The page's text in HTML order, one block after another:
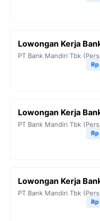
Lowongan Kerja
PT Bank Mandiri Tbk
Lowongan Kerja
PT Bank Mandiri Tbk
Lowongan Kerja
PT Bank Mandiri Tbk